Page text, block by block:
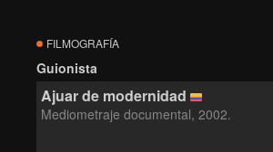
FILMOGRAFÍA
Guionista
Ajuar de modernidad
Mediometraje documental, 2002.